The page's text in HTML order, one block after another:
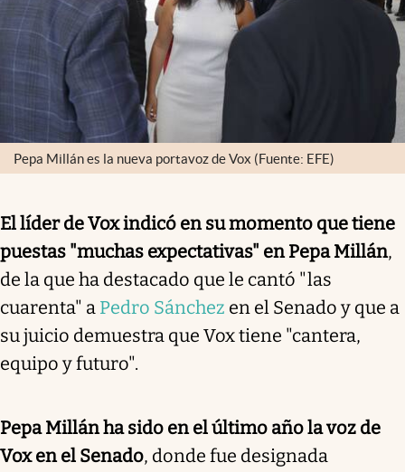
Pepa Millán es la nueva portavoz de Vox (Fuente: EFE)
El líder de Vox indicó en su momento que tiene
puestas "muchas expectativas" en Pepa Millán,
de la que ha destacado que le cantó "las
cuarenta" a Pedro Sánchez en el Senado y que a
su juicio demuestra que Vox tiene "cantera,
equipo y futuro".
Pepa Millán ha sido en el último año la voz de
Vox en el Senado, donde fue designada